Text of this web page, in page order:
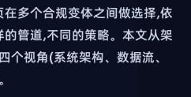
多个合规变体之间做选择,依
管道,不同的策略。本文从架
视角(系统架构、数据流、